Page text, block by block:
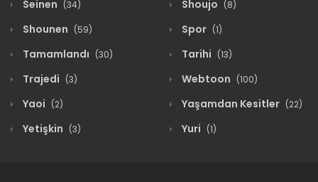
Seinen (34) Shoujo (8)
Shounen (59) Spor (1)
Tamamlandı (30) Tarihi (13)
Trajedi (3) Webtoon (100)
Yaoi (2) Yaşamdan Kesitler (22)
Yetişkin (3) Yuri (1)